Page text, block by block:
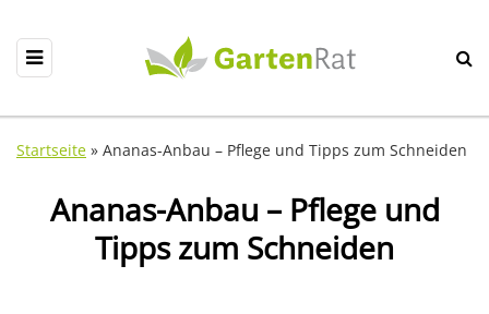
Startseite » Ananas-Anbau – Pflege und Tipps zum Schneiden
Ananas-Anbau – Pflege und
Tipps zum Schneiden